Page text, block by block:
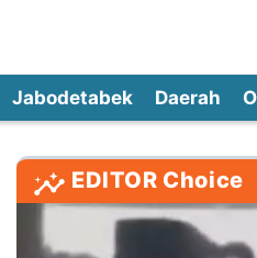
Jabodetabek Daerah
EDITOR Choice